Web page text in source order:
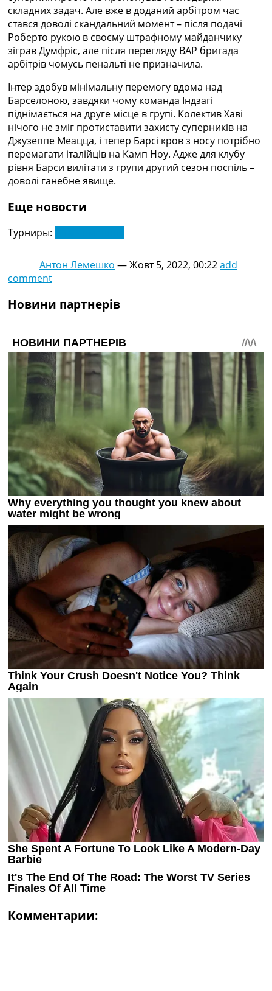
складних задач. Але вже в доданий арбітром час
стався доволі скандальний момент – після подачі
Роберто рукою в своєму штрафному майданчику
зіграв Думфріс, але після перегляду ВАР бригада
арбітрів чомусь пенальті не призначила.
Інтер здобув мінімальну перемогу вдома над
Барселоною, завдяки чому команда Індзагі
піднімається на друге місце в групі. Колектив Хаві
нічого не зміг протиставити захисту суперників на
Джузеппе Меацца, і тепер Барсі кров з носу потрібно
перемагати італійців на Камп Ноу. Адже для клубу
рівня Барси вилітати з групи другий сезон поспіль –
доволі ганебне явище.
Еще новости
Турниры:
Антон Лемешко —Жовт 5, 2022, 00:22add
comment
Новини партнерів
Комментарии: